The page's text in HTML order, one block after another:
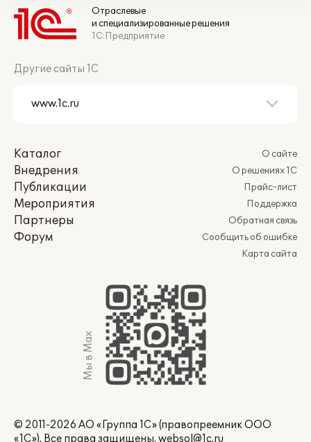
Отраслевые
и специализированные решения
1С:Предприятие
Другие сайты 1С
Каталог
Внедрения
Публикации
Мероприятия
Партнеры
Форум
О сайте
О решениях 1С
Прайс-лист
Поддержка
Обратная связь
Сообщить об ошибке
Карта сайта
Мы в Max
© 2011-2026 АО «Группа 1С» (правопреемник ООО
«1С»). Все права защищены. websol@1c.ru